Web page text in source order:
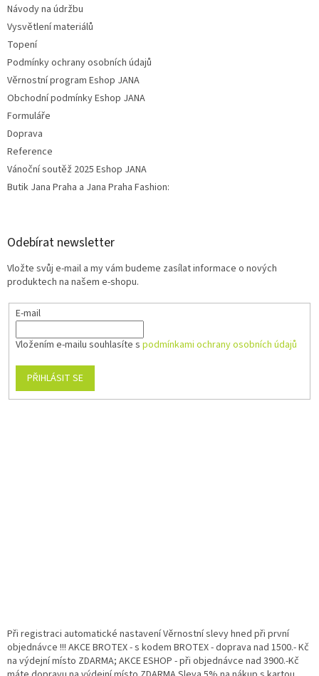
Návody na údržbu
Vysvětlení materiálů
Topení
Podmínky ochrany osobních údajů
Věrnostní program Eshop JANA
Obchodní podmínky Eshop JANA
Formuláře
Doprava
Reference
Vánoční soutěž 2025 Eshop JANA
Butik Jana Praha a Jana Praha Fashion:
Odebírat newsletter
Vložte svůj e-mail a my vám budeme zasílat informace o nových
produktech na našem e-shopu.
E-mail
Vložením e-mailu souhlasíte s podmínkami ochrany osobních údajů
PŘIHLÁSIT SE
Při registraci automatické nastavení Věrnostní slevy hned při první
objednávce !!! AKCE BROTEX - s kodem BROTEX - doprava nad 1500.- Kč
na výdejní místo ZDARMA; AKCE ESHOP - při objednávce nad 3900.-Kč